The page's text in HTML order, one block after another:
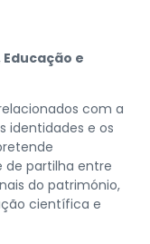
e
com a
identidades e os
de partilha entre
do património,
científica e